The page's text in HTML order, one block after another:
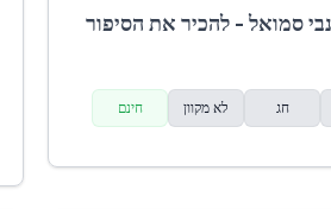
סמואל - להכיר את הסיפור
חג לא מקוון חינם